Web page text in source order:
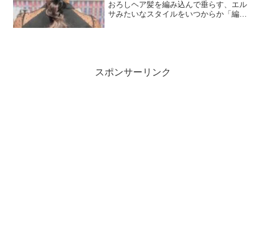
おろしヘア髪を編み込んで垂らす、エル
サみたいなスタイルをいつからか「編み
スポンサーリンク